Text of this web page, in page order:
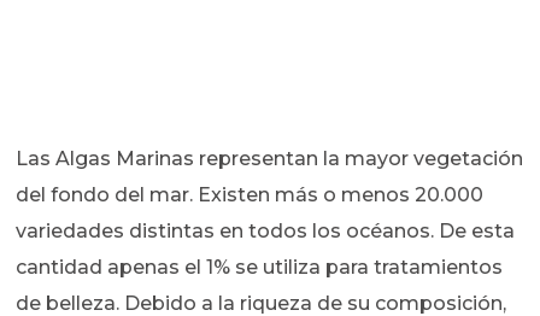
Las Algas Marinas representan la mayor vegetación
del fondo del mar. Existen más o menos 20.000
variedades distintas en todos los océanos. De esta
cantidad apenas el 1% se utiliza para tratamientos
de belleza. Debido a la riqueza de su composición,